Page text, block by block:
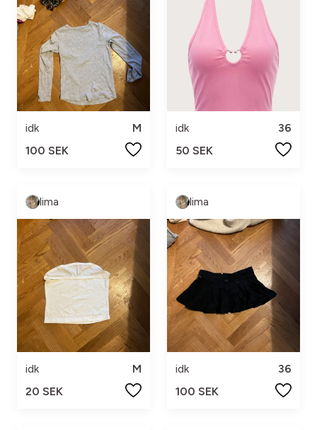
idk
M
100 SEK
idk
36
50 SEK
lima
idk
M
20 SEK
lima
idk
36
100 SEK